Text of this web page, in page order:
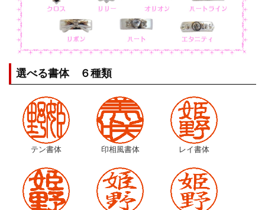
選べる書体 ６種類
テン書体 印相風書体 レイ書体